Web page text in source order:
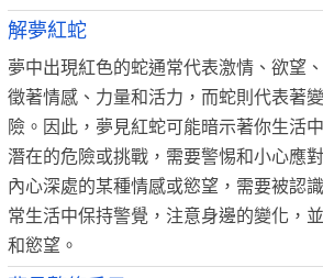
解夢紅蛇
夢中出現紅色的蛇通常代表激情、欲望
徵著情感、力量和活力，而蛇則代表著
險。因此，夢見紅蛇可能暗示著你生活
潛在的危險或挑戰，需要警惕和小心應
內心深處的某種情感或慾望，需要被認
常生活中保持警覺，注意身邊的變化，
和慾望。